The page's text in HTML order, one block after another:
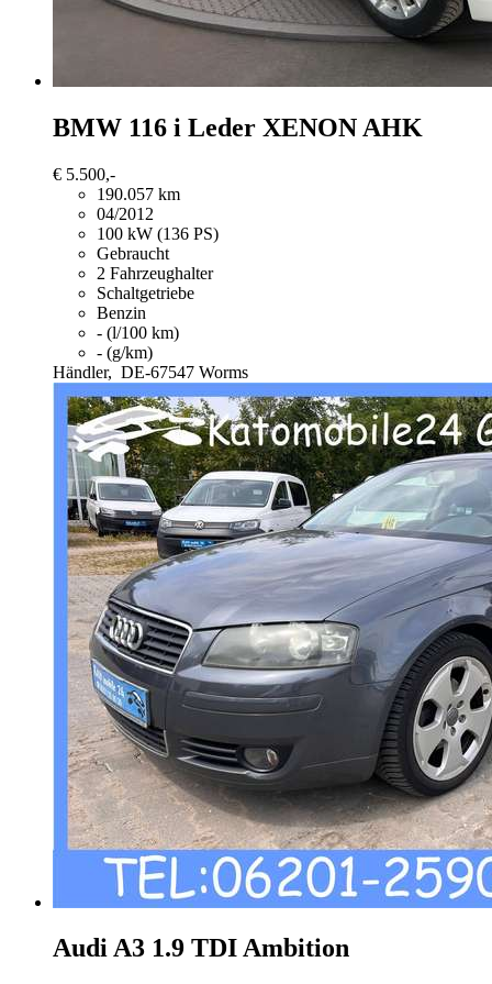
BMW 116 i Leder XENON AHK
€ 5.500,-
190.057 km
04/2012
100 kW (136 PS)
Gebraucht
2 Fahrzeughalter
Schaltgetriebe
Benzin
- (l/100 km)
- (g/km)
Händler, DE-67547 Worms
Audi A3 1.9 TDI Ambition